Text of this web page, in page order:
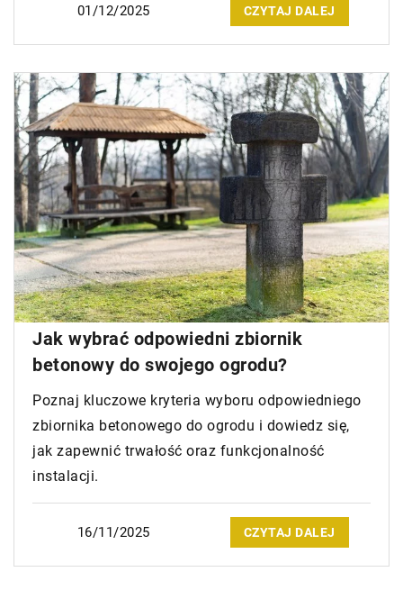
01/12/2025 CZYTAJ DALEJ
Jak wybrać odpowiedni zbiornik
betonowy do swojego ogrodu?
Poznaj kluczowe kryteria wyboru odpowiedniego
zbiornika betonowego do ogrodu i dowiedz się,
jak zapewnić trwałość oraz funkcjonalność
instalacji.
16/11/2025 CZYTAJ DALEJ